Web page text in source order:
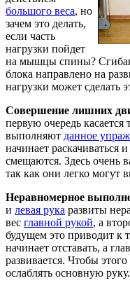
большого веса, но
зачем это делать,
если часть
нагрузки пойдет
на мышцы спины?
блока направлено на
нагрузки может сделать
Совершение лишних
первую очередь касается
выполняют данное
начинает раскачиваться и
смещаются. Здесь очень
так как они легко могут
Неравномерное
и левая рука развиты
вес главной рукой, а
будущем это приводит к
начинает отставать, а
развивается. Чтобы
ослаблять основную руку.